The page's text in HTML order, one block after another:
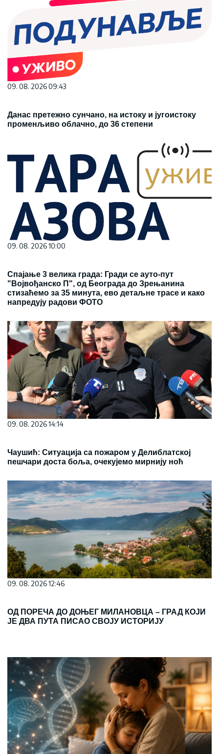
09. 08. 2026 09:43
Данас претежно сунчано, на истоку и југоистоку
променљиво облачно, до 36 степени
09. 08. 2026 10:00
Спајање 3 велика града: Гради се ауто-пут
"Војвођанско П", од Београда до Зрењанина
стизаћемо за 35 минута, ево детаљне трасе и како
напредују радови ФОТО
09. 08. 2026 14:14
Чаушић: Ситуација са пожаром у Делиблатској
пешчари доста боља, очекујемо мирнију ноћ
09. 08. 2026 12:46
ОД ПОРЕЧА ДО ДОЊЕГ МИЛАНОВЦА – ГРАД КОЈИ
ЈЕ ДВА ПУТА ПИСАО СВОЈУ ИСТОРИЈУ